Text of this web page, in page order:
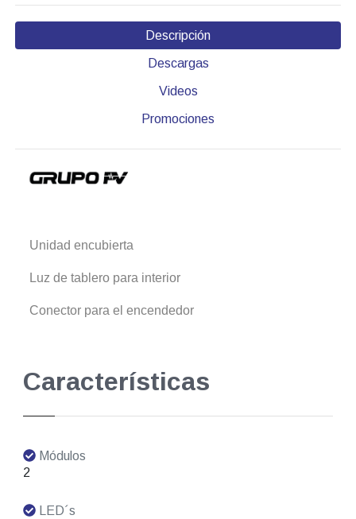
Descripción
Descargas
Videos
Promociones
Unidad encubierta
Luz de tablero para interior
Conector para el encendedor
Características
Módulos
2
LED´s